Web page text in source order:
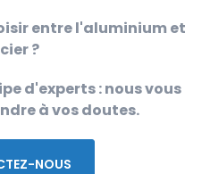
entre l'aluminium et
?
d'experts : nous vous
à vos doutes.
NOUS